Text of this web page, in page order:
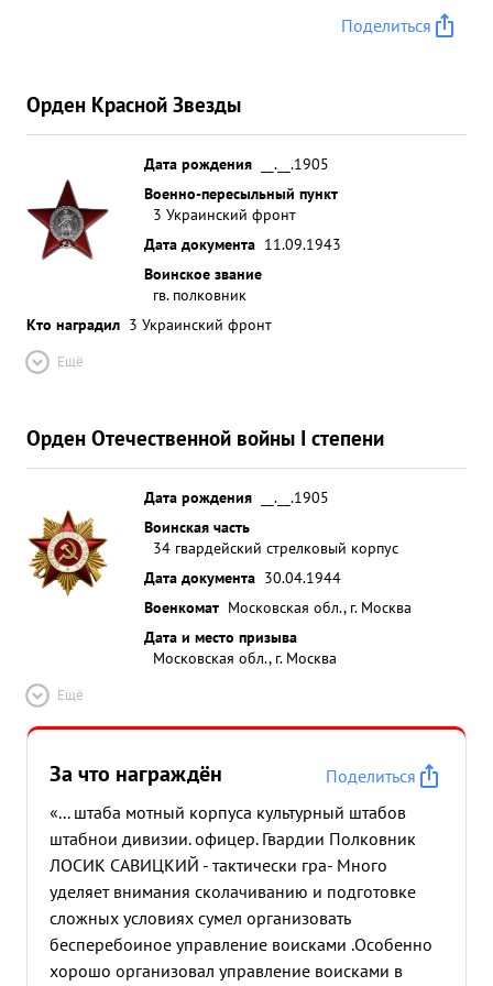
Поделиться
Орден Красной Звезды
Дата рождения
__.__.1905
Военно-пересыльный пункт
3 Украинский фронт
Дата документа 11.09.1943
Воинское звание
гв. полковник
Кто наградил 3 Украинский фронт
Ещё
Орден Отечественной войны I степени
Дата рождения
__.__.1905
Воинская часть
34 гвардейский стрелковый корпус
Дата документа 30.04.1944
Военкомат Московская обл., г. Москва
Дата и место призыва
Московская обл., г. Москва
Ещё
За что награждён
Поделиться
«... штаба мотный корпуса культурный штабов
штабнои дивизии. офицер. Гвардии Полковник
ЛОСИК САВИЦКИЙ - тактически гра- Много
уделяет внимания сколачиванию и подготовке
сложных условиях сумел организовать
бесперебоиное управление воисками .Особенно
хорошо организовал управление воисками в